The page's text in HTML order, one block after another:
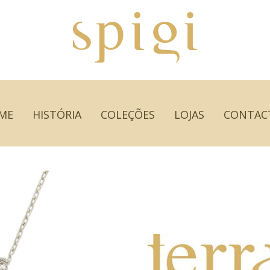
HISTÓRIA COLEÇÕES LOJAS